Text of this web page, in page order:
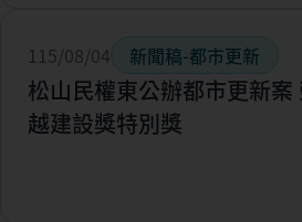
115/08/04 新聞稿-都市更新
松山民權東公辦都市更新案
越建設獎特別獎